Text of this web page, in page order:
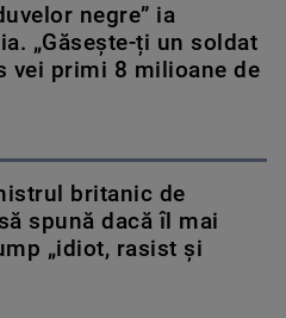
negre” ia
„Găsește-ți un soldat
vei primi 8 milioane de
britanic de
spună dacă îl mai
„idiot, rasist și